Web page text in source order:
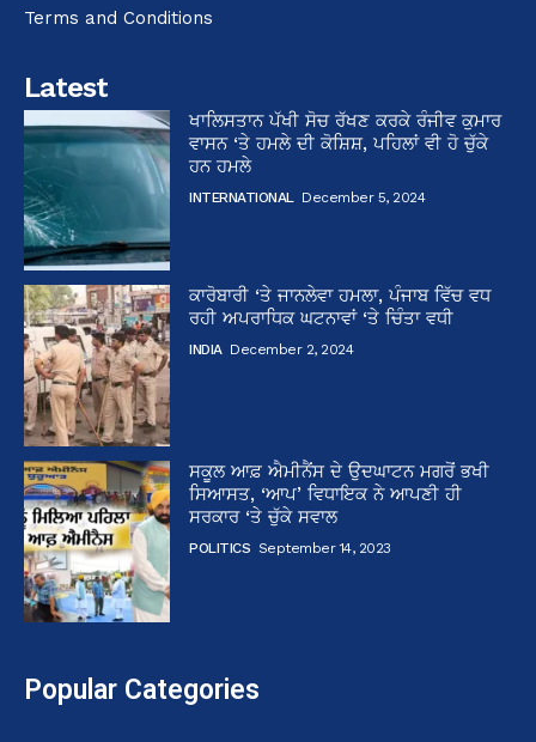
Terms and Conditions
Latest
ਖਾਲਿਸਤਾਨ ਪੱਖੀ ਸੋਚ ਰੱਖਣ ਕਰਕੇ ਰੰਜੀਵ ਕੁਮਾਰ
ਵਾਸਨ ‘ਤੇ ਹਮਲੇ ਦੀ ਕੋਸ਼ਿਸ਼, ਪਹਿਲਾਂ ਵੀ ਹੋ ਚੁੱਕੇ
ਹਨ ਹਮਲੇ
INTERNATIONAL December 5, 2024
ਕਾਰੋਬਾਰੀ ‘ਤੇ ਜਾਨਲੇਵਾ ਹਮਲਾ, ਪੰਜਾਬ ਵਿੱਚ ਵਧ
ਰਹੀ ਅਪਰਾਧਿਕ ਘਟਨਾਵਾਂ ‘ਤੇ ਚਿੰਤਾ ਵਧੀ
INDIA December 2, 2024
ਸਕੂਲ ਆਫ਼ ਐਮੀਨੈਂਸ ਦੇ ਉਦਘਾਟਨ ਮਗਰੋਂ ਭਖੀ
ਸਿਆਸਤ, ‘ਆਪ’ ਵਿਧਾਇਕ ਨੇ ਆਪਣੀ ਹੀ
ਸਰਕਾਰ ‘ਤੇ ਚੁੱਕੇ ਸਵਾਲ
POLITICS September 14, 2023
Popular Categories